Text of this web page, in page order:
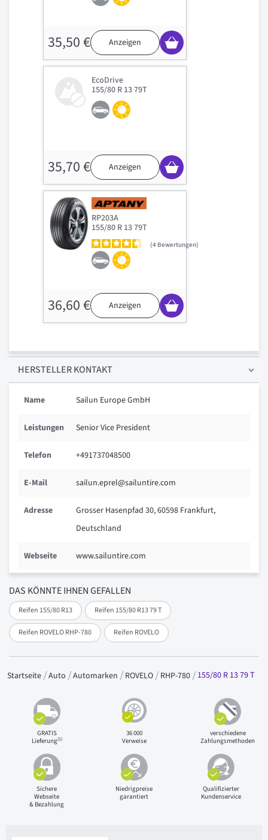
DAS KÖNNTE IHNEN GEFALLEN
Reifen 155/80 R13 Reifen 155/80 R13 79 T
Reifen ROVELO RHP-780 Reifen ROVELO
35,50 € Anzeigen
EcoDrive
155/80 R 13 79T
35,70 € Anzeigen
RP203A
155/80 R 13 79T
4 Bewertungen
36,60 € Anzeigen
HERSTELLER KONTAKT
Name Sailun Europe GmbH
Leistungen Senior Vice President
Telefon +491737048500
E-Mail sailun.eprel@sailuntire.com
Adresse
Grosser Hasenpfad 30, 60598 Frankfurt,
Deutschland
Webseite www.sailuntire.com
Startseite Auto Automarken ROVELO RHP-780 155/80 R 13 79 T
GRATIS
Lieferung(1)
36 000
Verweise
verschiedene
Zahlungsmethoden
Sichere
Webseite
& Bezahlung
Niedrigpreise
garantiert
Qualifizierter
Kundenservice